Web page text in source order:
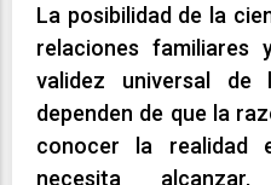
La posibilidad de la
relaciones familiares
validez universal de
dependen de que la
conocer la realidad
necesita